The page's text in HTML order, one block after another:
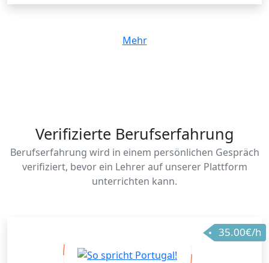
Mehr
Verifizierte Berufserfahrung
Berufserfahrung wird in einem persönlichen Gespräch
verifiziert, bevor ein Lehrer auf unserer Plattform
unterrichten kann.
35.00€/h